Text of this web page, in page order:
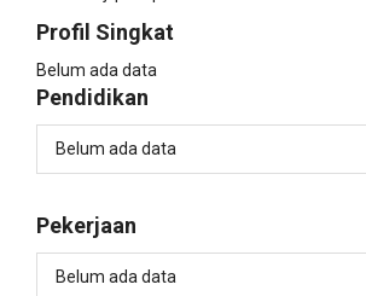
Profil Singkat
Belum ada data
Pendidikan
Belum ada data
Pekerjaan
Belum ada data